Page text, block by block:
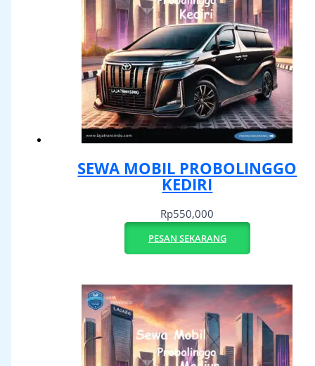
SEWA MOBIL PROBOLINGGO
KEDIRI
Rp550,000
PESAN SEKARANG